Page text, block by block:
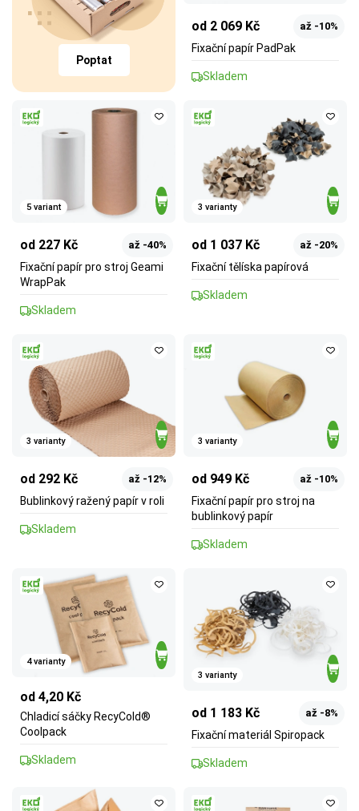
Poptat
od 2 069 Kč až -10%
Fixační papír PadPak
Skladem
5 variant
od 227 Kč až -40%
Fixační papír pro stroj Geami
WrapPak
Skladem
3 varianty
od 1 037 Kč až -20%
Fixační tělíska papírová
Skladem
3 varianty
od 292 Kč až -12%
Bublinkový ražený papír v roli
Skladem
3 varianty
od 949 Kč až -10%
Fixační papír pro stroj na
bublinkový papír
Skladem
4 varianty
od 4,20 Kč
Chladicí sáčky RecyCold®
Coolpack
Skladem
3 varianty
od 1 183 Kč až -8%
Fixační materiál Spiropack
Skladem